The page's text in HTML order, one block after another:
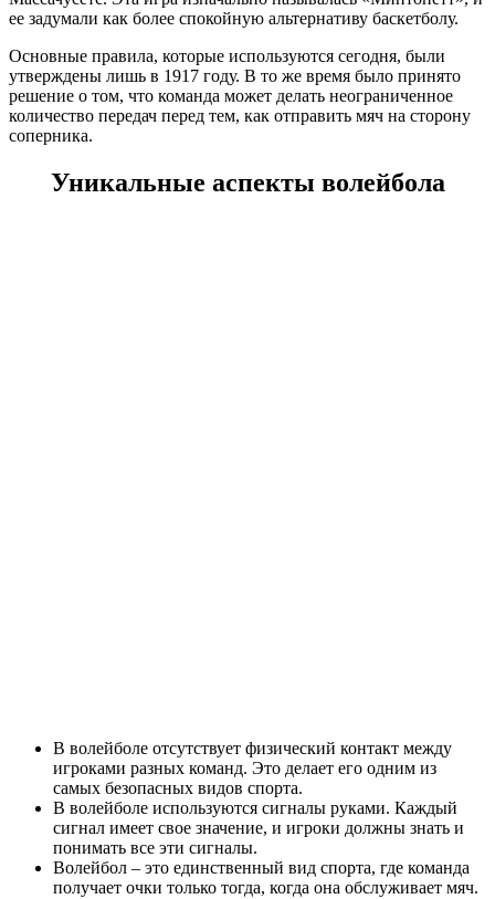
ее задумали как более спокойную альтернативу баскетболу.
Основные правила, которые используются сегодня, были
утверждены лишь в 1917 году. В то же время было принято
решение о том, что команда может делать неограниченное
количество передач перед тем, как отправить мяч на сторону
соперника.
Уникальные аспекты волейбола
В волейболе отсутствует физический контакт между
игроками разных команд. Это делает его одним из
самых безопасных видов спорта.
В волейболе используются сигналы руками. Каждый
сигнал имеет свое значение, и игроки должны знать и
понимать все эти сигналы.
Волейбол – это единственный вид спорта, где команда
получает очки только тогда, когда она обслуживает мяч.